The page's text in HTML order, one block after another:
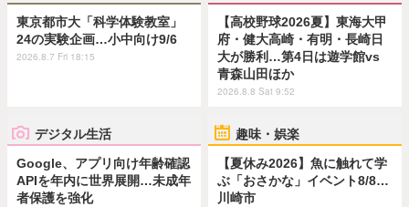
東京都市大「科学体験教室」
24の実験企画…小中向け9/6
2026.8.7 Fri 18:15
【高校野球2026夏】東海大甲
府・健大高崎・有明・長崎日
大が勝利…第4日は遊学館vs
青森山田ほか
2026.8.8 Sat 9:52
デジタル生活
Google、アプリ向け年齢確認
APIを年内に世界展開…未成年
者保護を強化
趣味・娯楽
【夏休み2026】魚に触れて学
ぶ「おさかな」イベント8/8…
川崎市